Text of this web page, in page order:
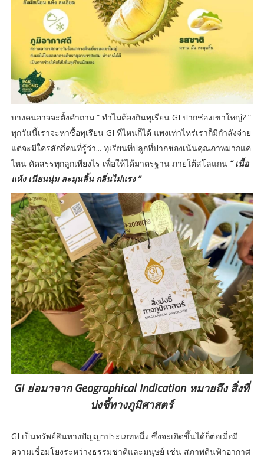
บางคนอาจจะตั้งคำถาม “ ทำไมต้องกินทุเรียน GI ปากช่องเขาใหญ่? ”
ทุกวันนี้เราจะหาซื้อทุเรียน GI ที่ไหนก็ได้ แพงเท่าไหร่เราก็มีกำลังจ่าย
แต่จะมีใครสักกี่คนที่รู้ว่า... ทุเรียนที่ปลูกที่ปากช่องเน้นคุณภาพมากแค่
ไหน คัดสรรทุกลูกเพียงไร เพื่อให้ได้มาตรฐาน ภายใต้สโลแกน“ เนื้อ
แห้ง เนียนนุ่ม ละมุนลิ้น กลิ่นไม่แรง ”
GI ย่อมาจาก Geographical Indication หมายถึง สิ่งที่
บ่งชี้ทางภูมิศาสตร์
GI เป็นทรัพย์สินทางปัญญาประเภทหนึ่ง ซึ่งจะเกิดขึ้นได้ก็ต่อเมื่อมี
ความเชื่อมโยงระหว่างธรรมชาติและมนุษย์ เช่น สภาพดินฟ้าอากาศ